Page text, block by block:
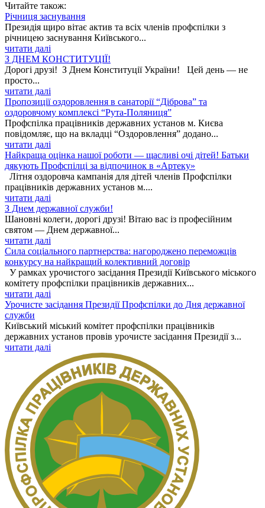
Читайте також:
Річниця заснування
Президія щиро вітає актив та всіх членів профспілки з
річницею заснування Київського...
читати далі
З ДНЕМ КОНСТИТУЦІЇ!
Дорогі друзі! З Днем Конституції України! Цей день — не
просто...
читати далі
Пропозиції оздоровлення в санаторії “Діброва” та
оздоровчому комплексі “Рута-Поляниця”
Профспілка працівників державних установ м. Києва
повідомляє, що на вкладці “Оздоровлення” додано...
читати далі
Найкраща оцінка нашої роботи — щасливі очі дітей! Батьки
дякують Профспілці за відпочинок в «Артеку»
Літня оздоровча кампанія для дітей членів Профспілки
працівників державних установ м....
читати далі
З Днем державної служби!
Шановні колеги, дорогі друзі! Вітаю вас із професійним
святом — Днем державної...
читати далі
Сила соціального партнерства: нагороджено переможців
конкурсу на найкращий колективний договір
У рамках урочистого засідання Президії Київського міського
комітету профспілки працівників державних...
читати далі
Урочисте засідання Президії Профспілки до Дня державної
служби
Київський міський комітет профспілки працівників
державних установ провів урочисте засідання Президії з...
читати далі